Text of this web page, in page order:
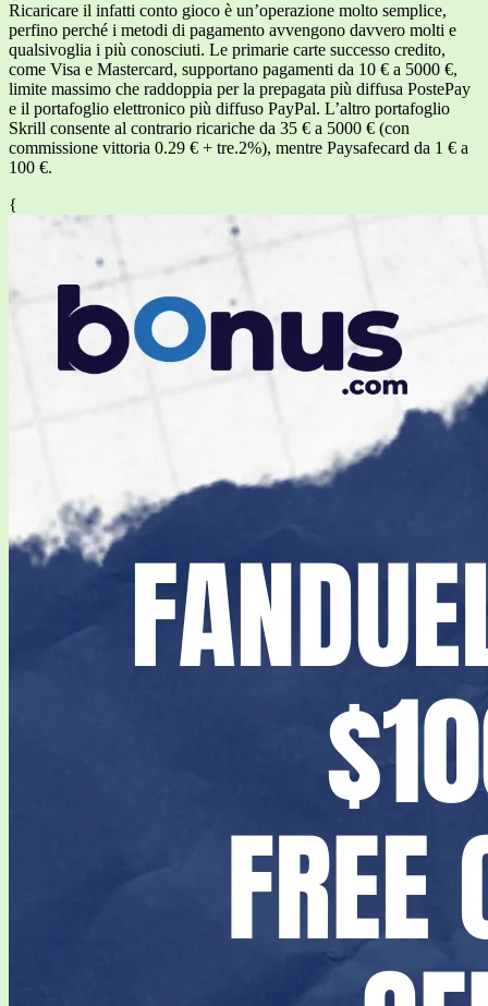
Ricaricare il infatti conto gioco è un’operazione molto semplice,
perfino perché i metodi di pagamento avvengono davvero molti e
qualsivoglia i più conosciuti. Le primarie carte successo credito,
come Visa e Mastercard, supportano pagamenti da 10 € a 5000 €,
limite massimo che raddoppia per la prepagata più diffusa PostePay
e il portafoglio elettronico più diffuso PayPal. L’altro portafoglio
Skrill consente al contrario ricariche da 35 € a 5000 € (con
commissione vittoria 0.29 € + tre.2%), mentre Paysafecard da 1 € a
100 €.
{